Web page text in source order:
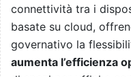
connettività tra i
basate su cloud,
governativo la
aumenta l’efficienza